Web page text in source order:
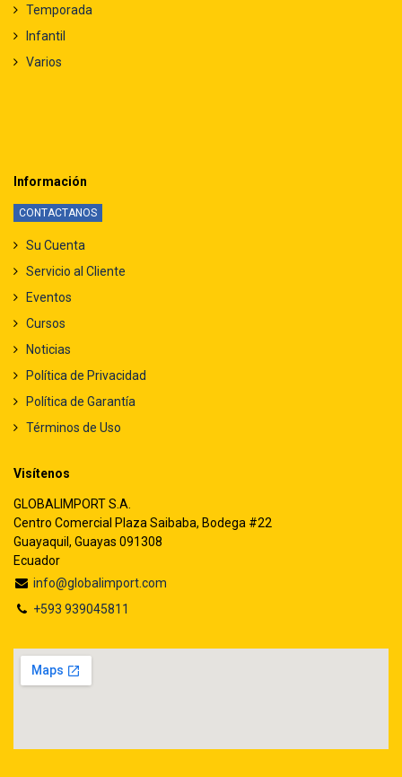
Temporada
Infantil
Varios
Información
CONTACTANOS
Su Cuenta
Servicio al Cliente
Eventos
Cursos
Noticias
Política de Privacidad
Política de Garantía
Términos de Uso
Visítenos
GLOBALIMPORT S.A.
Centro Comercial Plaza Saibaba, Bodega #22
Guayaquil, Guayas 091308
Ecuador
info@globalimport.com
+593 939045811